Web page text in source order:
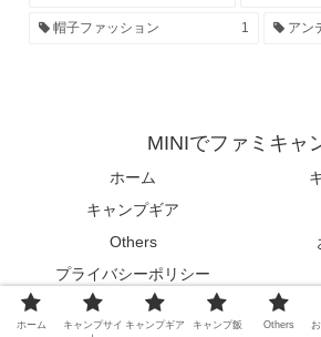
帽子ファッション 1 アン
MINIでファミキャ
ホーム
キャンプギア
Others
プライバシーポリシー
© 2020 MINIでファミキャ
ホーム
キャンプサイ キャンプギア キャンプ飯 Others